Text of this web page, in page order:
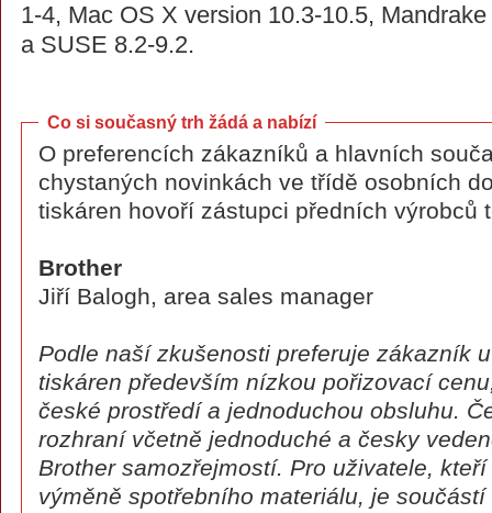
1-4, Mac OS X version 10.3-10.5,
a SUSE 8.2-9.2.
Co si současný trh žádá a nabízí
O preferencích zákazníků a hlavních
chystaných novinkách ve třídě osobních
tiskáren hovoří zástupci předních výrobců
Brother
Jiří Balogh, area sales manager
Podle naší zkušenosti preferuje zákazník
tiskáren především nízkou pořizovací
české prostředí a jednoduchou obsluhu.
rozhraní včetně jednoduché a česky
Brother samozřejmostí. Pro uživatele,
výměně spotřebního materiálu, je